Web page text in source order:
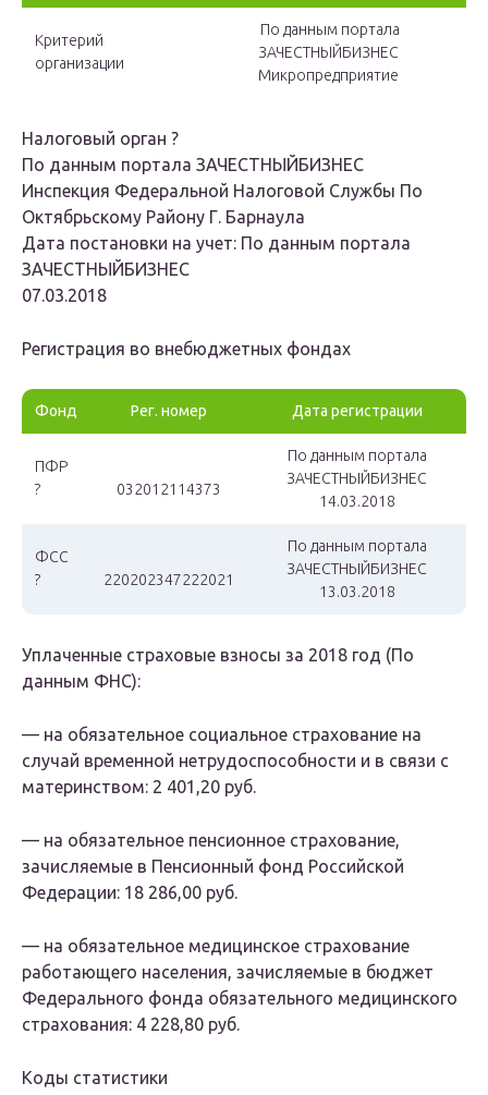
Критерий
организации
По данным портала
ЗАЧЕСТНЫЙБИЗНЕС
Микропредприятие
Налоговый орган ?
По данным портала ЗАЧЕСТНЫЙБИЗНЕС
Инспекция Федеральной Налоговой Службы По
Октябрьскому Району Г. Барнаула
Дата постановки на учет: По данным портала
ЗАЧЕСТНЫЙБИЗНЕС
07.03.2018
Регистрация во внебюджетных фондах
Фонд Рег. номер Дата регистрации
ПФР
?
032012114373
По данным портала
ЗАЧЕСТНЫЙБИЗНЕС
14.03.2018
ФСС
?
220202347222021
По данным портала
ЗАЧЕСТНЫЙБИЗНЕС
13.03.2018
Уплаченные страховые взносы за 2018 год (По
данным ФНС):
— на обязательное социальное страхование на
случай временной нетрудоспособности и в связи с
материнством: 2 401,20 руб.
— на обязательное пенсионное страхование,
зачисляемые в Пенсионный фонд Российской
Федерации: 18 286,00 руб.
— на обязательное медицинское страхование
работающего населения, зачисляемые в бюджет
Федерального фонда обязательного медицинского
страхования: 4 228,80 руб.
Коды статистики